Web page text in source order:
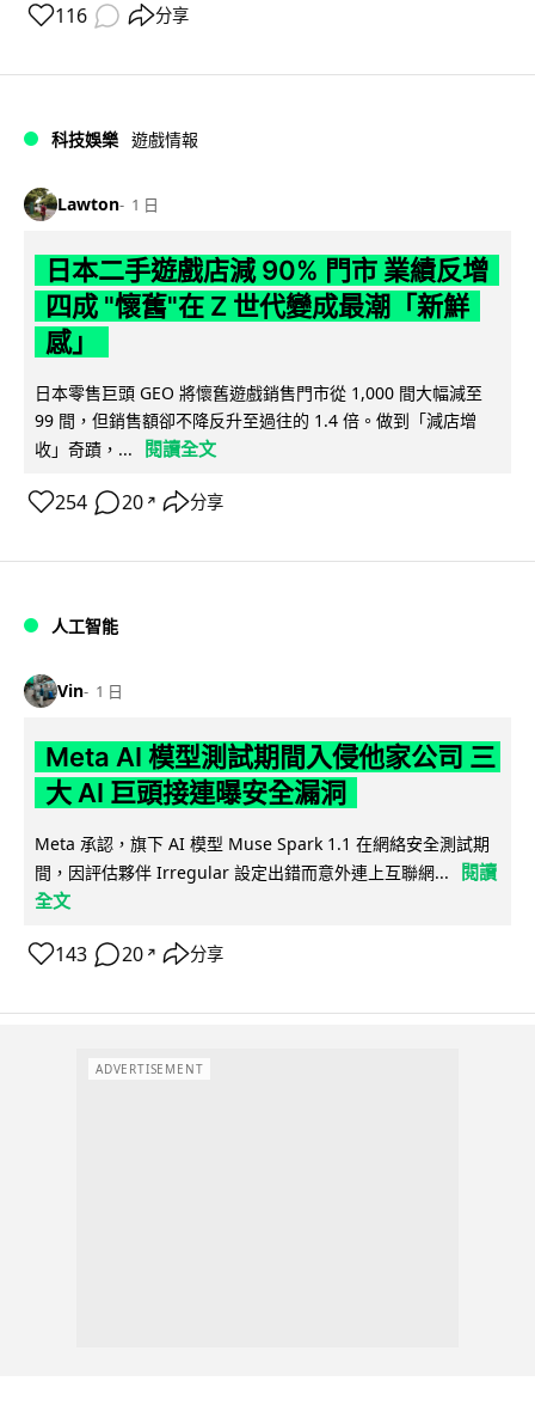
116 分享
科技娛樂 遊戲情報
Lawton 1 日
日本二手遊戲店減 90% 門市 業績反增
四成 "懷舊"在 Z 世代變成最潮「新鮮
感」
日本零售巨頭 GEO 將懷舊遊戲銷售門市從 1,000 間大幅減至
99 間，但銷售額卻不降反升至過往的 1.4 倍。做到「減店增
收」奇蹟，...
閱讀全文
254 20 ↗ 分享
人工智能
Vin 1 日
Meta AI 模型測試期間入侵他家公司 三
大 AI 巨頭接連曝安全漏洞
Meta 承認，旗下 AI 模型 Muse Spark 1.1 在網絡安全測試期
間，因評估夥伴 Irregular 設定出錯而意外連上互聯網...
閱讀
全文
143 20 ↗ 分享
ADVERTISEMENT